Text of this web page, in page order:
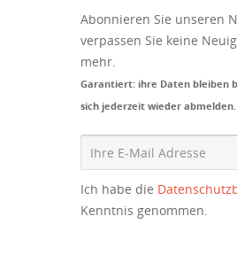
Abonnieren Sie unseren
verpassen Sie keine
mehr.
Garantiert: ihre Daten bleiben
sich jederzeit wieder abmelden.
Ich habe die
Kenntnis genommen.